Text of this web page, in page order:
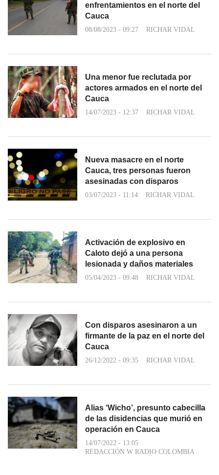
enfrentamientos en el norte del
Cauca
08/08/2023 - 09:27 RICHAR VIDAL
Una menor fue reclutada por
actores armados en el norte del
Cauca
14/07/2023 - 12:37 RICHAR VIDAL
Nueva masacre en el norte
Cauca, tres personas fueron
asesinadas con disparos
03/07/2023 - 11:14 RICHAR VIDAL
Activación de explosivo en
Caloto dejó a una persona
lesionada y daños materiales
05/04/2023 - 09:48 RICHAR VIDAL
Con disparos asesinaron a un
firmante de la paz en el norte del
Cauca
26/12/2022 - 09:35 RICHAR VIDAL
Alias ‘Wicho’, presunto cabecilla
de las disidencias que murió en
operación en Cauca
14/07/2022 - 13:05
REDACCIÓN W RADIO COLOMBIA